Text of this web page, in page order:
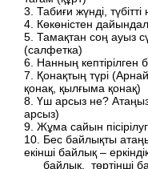
3. Табиғи жүнді,
4. Көкөністен
5. Тамақтан соң ауыз
(салфетка)
6. Нанның кептірілген
7. Қонақтың түрі
қонақ, қылғыма қонақ)
8. Үш арсыз не?
арсыз)
9. Жұма сайын
10. Бес байлықты
екінші байлық –
байлық, төртінші